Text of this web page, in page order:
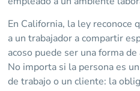
En California, la ley reconoce
a un trabajador a compartir
acoso puede ser una forma de
No importa si la persona es
de trabajo o un cliente: la